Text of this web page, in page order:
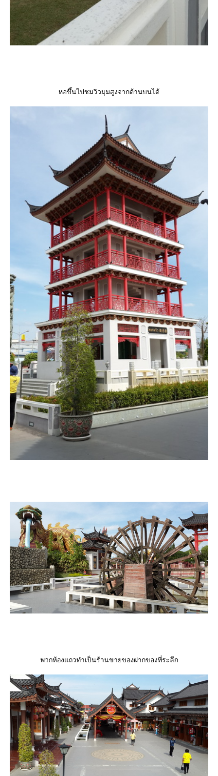
หอขึ้นไปชมวิวมุมสูงจากด้านบนได้
พวกห้องแถวทำเป็นร้านขายของฝากของที่ระลึก